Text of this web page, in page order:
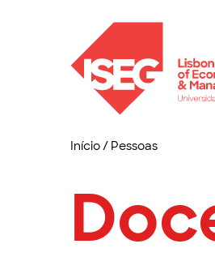
Início/ Pessoas